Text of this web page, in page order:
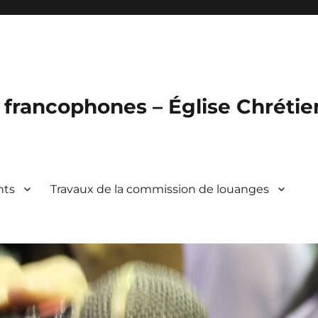
– Église
Travaux de la commission de louanges